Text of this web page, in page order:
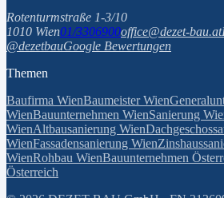
Rotenturmstraße 1-3/10
1010 Wien01/3306900office@dezet-bau.at
@dezetbauGoogle Bewertungen
Themen
Baufirma WienBaumeister Wien
WienBauunternehmen WienSanierung
WienAltbausanierung Wien
WienFassadensanierung Wien
WienRohbau WienBauunternehmen
Österreich